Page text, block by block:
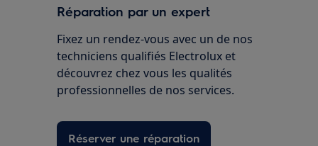
Réparation par un expert
Fixez un rendez-vous avec un de nos
techniciens qualifiés Electrolux et
découvrez chez vous les qualités
professionnelles de nos services.
Réserver une réparation